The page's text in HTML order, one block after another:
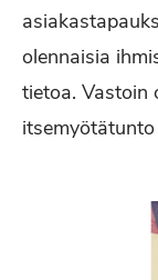
olennaisia
tietoa. Vastoin